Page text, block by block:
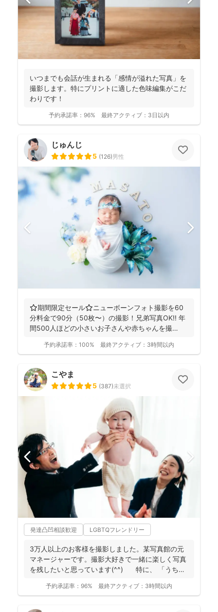
いつまでも会話が生まれる「感情が溢れた写真」を
撮影します。特にプリントに適した色味編集がこだ
わりです！
予約承諾率： 96% 最終アクティブ： 3日以内
じゅんじ
5 (126)男性
⭐️期間限定セール⭐️ニューボーンフォト撮影を60
分料金で90分（50枚〜）の撮影！兄弟写真OK!! 年
間500人ほどの小さいお子さんや赤ちゃんを撮
予約承諾率： 100% 最終アクティブ： 3時間以内
こやま
5 (387)未選択
発達凸凹相談歓迎 LGBTQフレンドリー
3万人以上のお客様を撮影しました。某写真館の元
マネージャーです。撮影大好きで一緒に楽しく写真
を残したいと思っています(^^) 特に、 「うち
予約承諾率： 96% 最終アクティブ： 3時間以内